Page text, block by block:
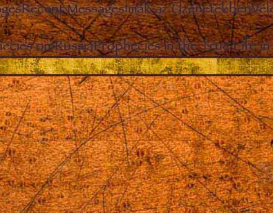
Recent MessagesImák az Üzenetekben
on RussiaProphecies in the True Life in